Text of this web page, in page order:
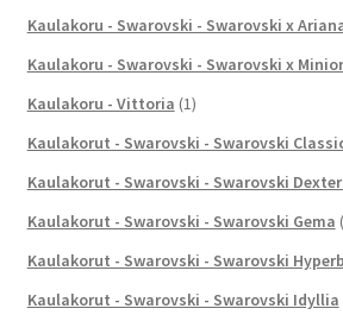
Kaulakoru - Swarovski - Swarovski x
Kaulakoru - Swarovski - Swarovski x
Kaulakoru - Vittoria (1)
Kaulakorut - Swarovski - Swarovski
Kaulakorut - Swarovski - Swarovski
Kaulakorut - Swarovski - Swarovski Gema
Kaulakorut - Swarovski - Swarovski
Kaulakorut - Swarovski - Swarovski Idyllia